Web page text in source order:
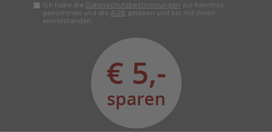
Ich habe die Datenschutzbestimmungen zur Kenntnis
genommen und die AGB gelesen und bin mit ihnen
einverstanden.